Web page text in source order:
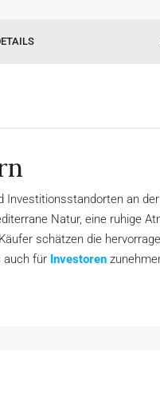
Investitionsstandorten an
Natur, eine ruhige
schätzen die
auch für Investoren